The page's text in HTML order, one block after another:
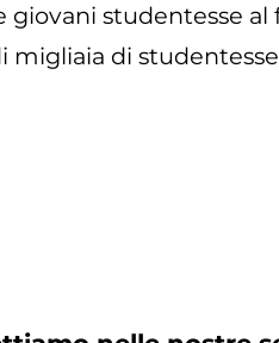
giovani studentesse
migliaia di